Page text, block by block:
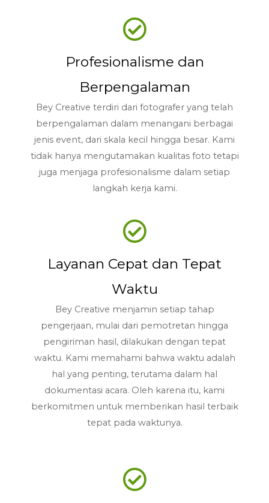
Profesionalisme dan
Berpengalaman
Bey Creative terdiri dari fotografer yang telah
berpengalaman dalam menangani berbagai
jenis event, dari skala kecil hingga besar. Kami
tidak hanya mengutamakan kualitas foto tetapi
juga menjaga profesionalisme dalam setiap
langkah kerja kami.
Layanan Cepat dan Tepat
Waktu
Bey Creative menjamin setiap tahap
pengerjaan, mulai dari pemotretan hingga
pengiriman hasil, dilakukan dengan tepat
waktu. Kami memahami bahwa waktu adalah
hal yang penting, terutama dalam hal
dokumentasi acara. Oleh karena itu, kami
berkomitmen untuk memberikan hasil terbaik
tepat pada waktunya.